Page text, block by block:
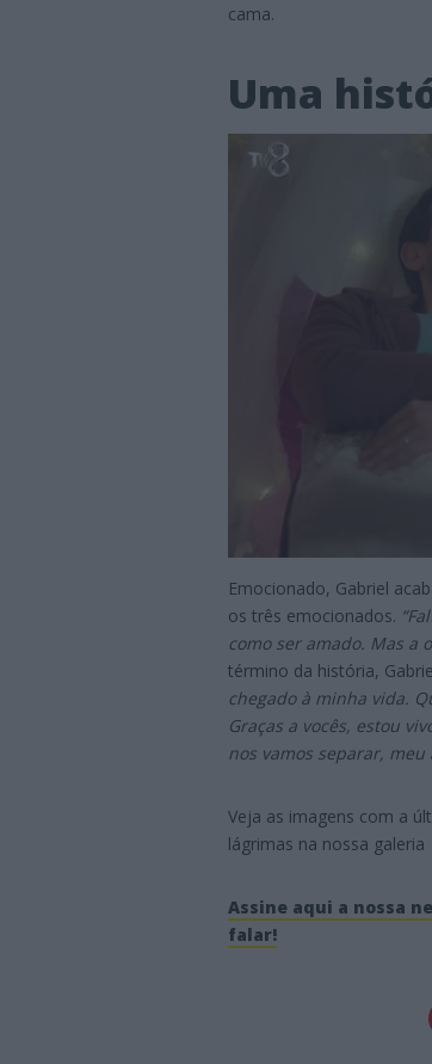
cama.
Uma
Emocionado, Gabriel
os três emocionados.
como ser amado. Mas a
término da história,
chegado à minha vida.
Graças a vocês, estou
nos vamos separar, meu
Veja as imagens com a
lágrimas na nossa galeria
Assine aqui a nossa
falar!